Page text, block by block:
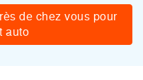
de chez vous pour
auto